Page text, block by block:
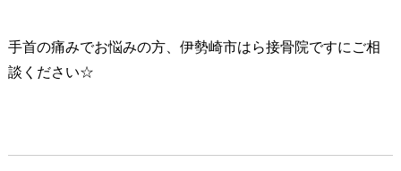
手首の痛みでお悩みの方、伊勢崎市はら接骨院ですにご相
談ください☆